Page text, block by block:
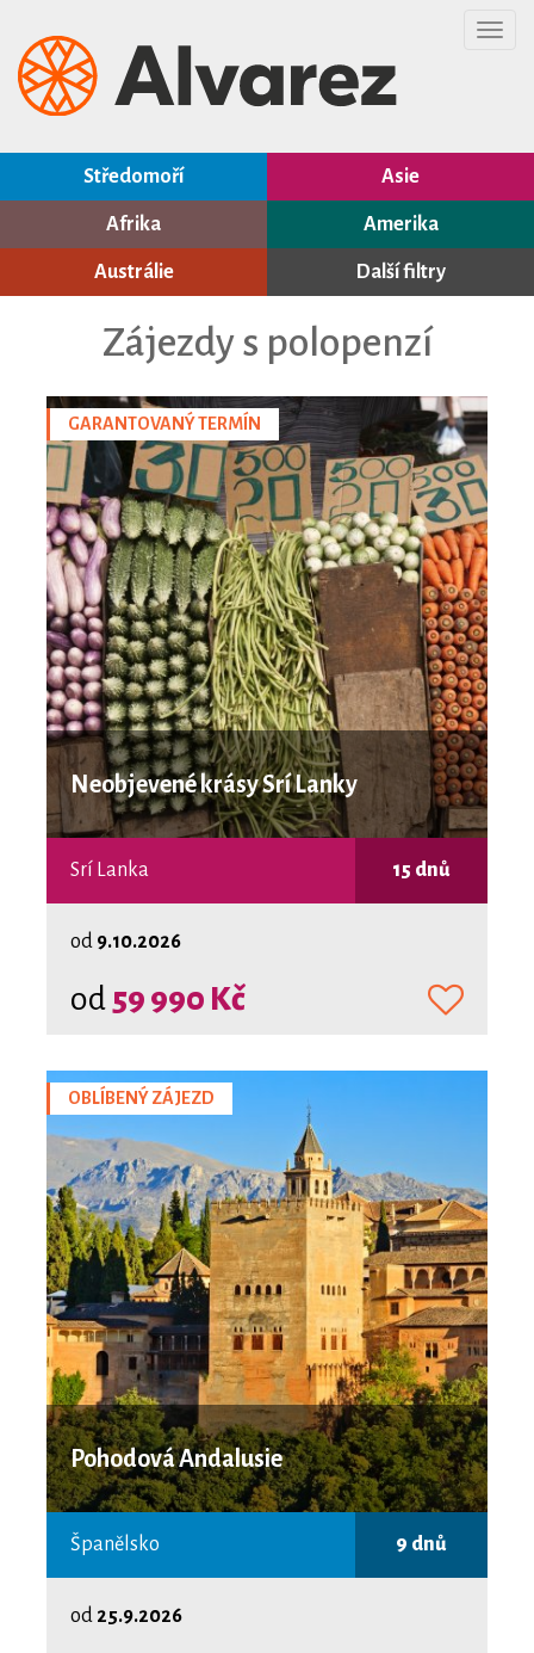
Středomoří Asie
Afrika Amerika
Austrálie Další filtry
Zájezdy s polopenzí
GARANTOVANÝ TERMÍN
Neobjevené krásy Srí Lanky
Srí Lanka 15 dnů
od 9.10.2026
od 59 990 Kč
OBLÍBENÝ ZÁJEZD
Pohodová Andalusie
Španělsko 9 dnů
od 25.9.2026